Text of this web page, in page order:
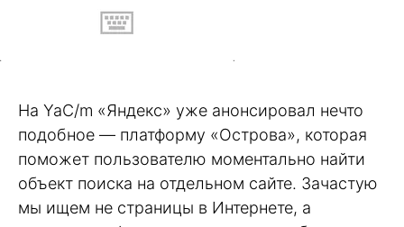
На YaC/m «Яндекс» уже анонсировал нечто
подобное — платформу «Острова», которая
поможет пользователю моментально найти
объект поиска на отдельном сайте. Зачастую
мы ищем не страницы в Интернете, а